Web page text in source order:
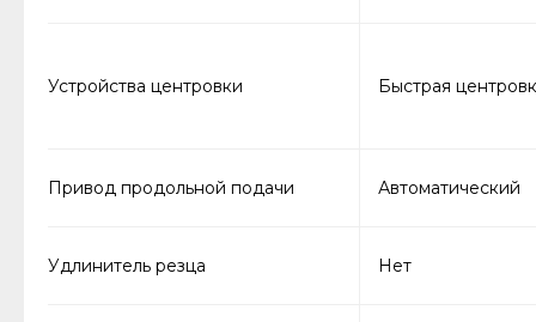
Устройства центровки Быстрая
Привод продольной подачи Автоматический
Удлинитель резца Нет